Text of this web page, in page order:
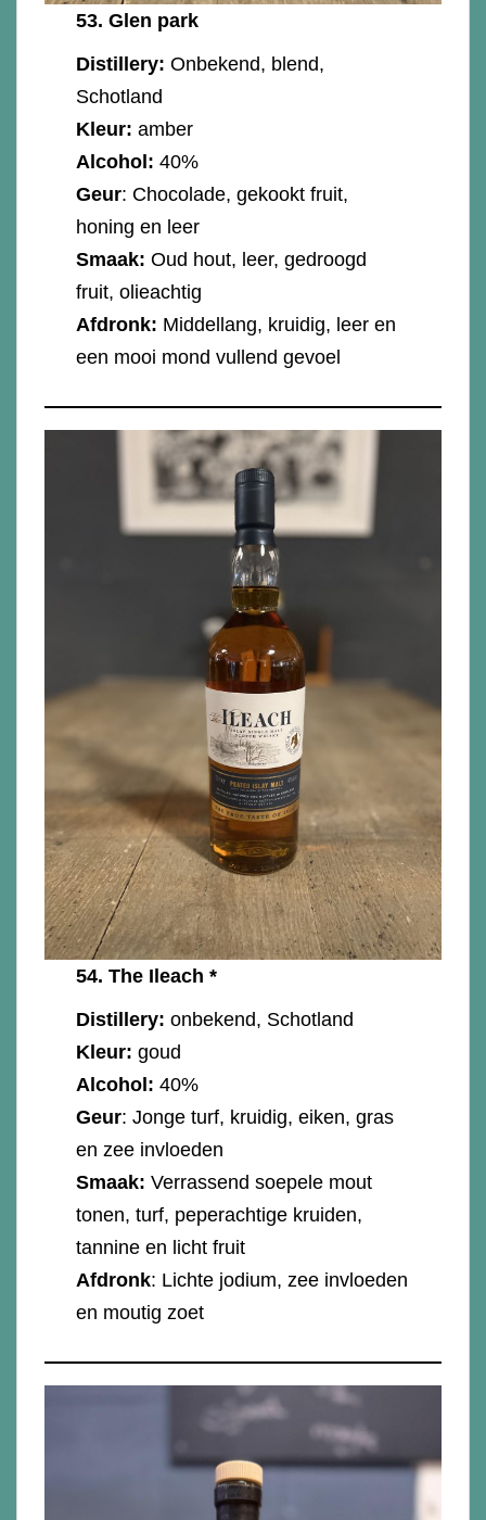
53. Glen park
Distillery: Onbekend, blend,
Schotland
Kleur: amber
Alcohol:40%
Geur: Chocolade, gekookt fruit,
honing en leer
Smaak: Oud hout, leer, gedroogd
fruit, olieachtig
Afdronk: Middellang, kruidig, leer en
een mooi mond vullend gevoel
54. The Ileach *
Distillery: onbekend, Schotland
Kleur:goud
Alcohol: 40%
Geur: Jonge turf, kruidig, eiken, gras
en zee invloeden
Smaak: Verrassend soepele mout
tonen, turf, peperachtige kruiden,
tannine en licht fruit
Afdronk: Lichte jodium, zee invloeden
en moutig zoet